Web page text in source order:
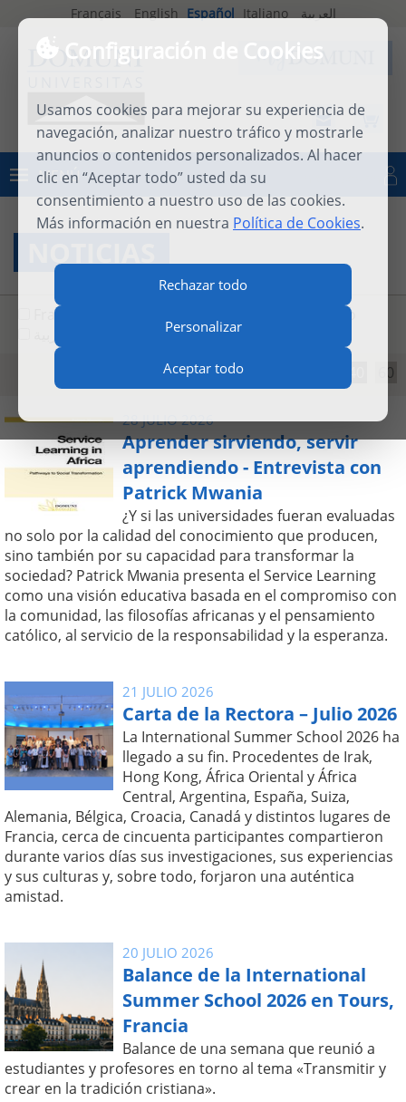
Configuración de Cookies
Usamos cookies para mejorar su experiencia de
navegación, analizar nuestro tráfico y mostrarle
anuncios o contenidos personalizados. Al hacer
clic en “Aceptar todo” usted da su
consentimiento a nuestro uso de las cookies.
Más información en nuestra Política de Cookies.
Rechazar todo
Personalizar
Aceptar todo
Français English Español Italiano العربية
MENÚ
Français
Italiano
Resultados por página: 60
28 JULIO 2026
Aprender sirviendo, servir
aprendiendo - Entrevista con
Patrick Mwania
¿Y si las universidades fueran evaluadas
no solo por la calidad del conocimiento que producen,
sino también por su capacidad para transformar la
sociedad? Patrick Mwania presenta el Service Learning
como una visión educativa basada en el compromiso con
la comunidad, las filosofías africanas y el pensamiento
católico, al servicio de la responsabilidad y la esperanza.
21 JULIO 2026
Carta de la Rectora – Julio 2026
La International Summer School 2026 ha
llegado a su fin. Procedentes de Irak,
Hong Kong, África Oriental y África
Central, Argentina, España, Suiza,
Alemania, Bélgica, Croacia, Canadá y distintos lugares de
Francia, cerca de cincuenta participantes compartieron
durante varios días sus investigaciones, sus experiencias
y sus culturas y, sobre todo, forjaron una auténtica
amistad.
20 JULIO 2026
Balance de la International
Summer School 2026 en Tours,
Francia
Balance de una semana que reunió a
estudiantes y profesores en torno al tema «Transmitir y
crear en la tradición cristiana».